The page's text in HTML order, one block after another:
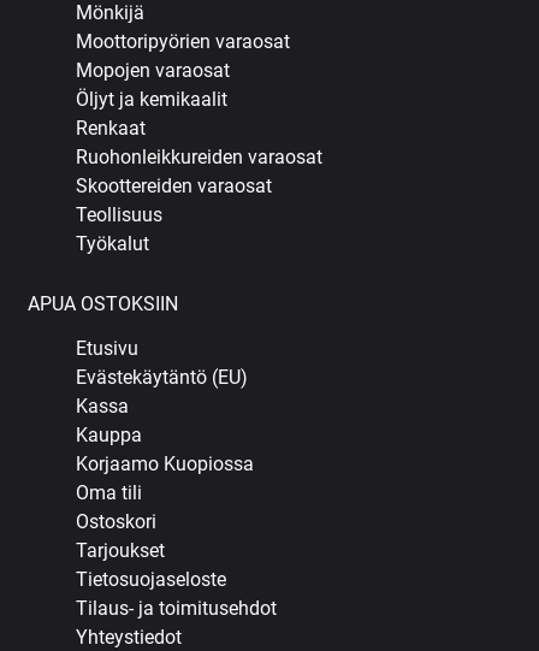
Mönkijä
Moottoripyörien varaosat
Mopojen varaosat
Öljyt ja kemikaalit
Renkaat
Ruohonleikkureiden varaosat
Skoottereiden varaosat
Teollisuus
Työkalut
APUA OSTOKSIIN
Etusivu
Evästekäytäntö (EU)
Kassa
Kauppa
Korjaamo Kuopiossa
Oma tili
Ostoskori
Tarjoukset
Tietosuojaseloste
Tilaus- ja toimitusehdot
Yhteystiedot